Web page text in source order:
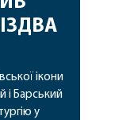
ікони
і Барський
у